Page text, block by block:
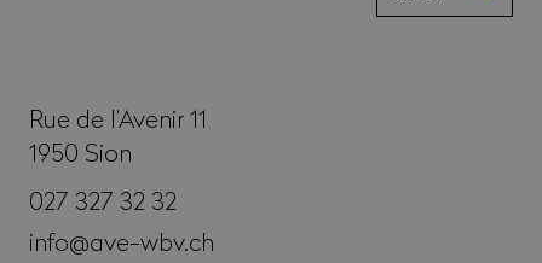
Rue de l’Avenir 11
1950 Sion
027 327 32 32
info@ave-wbv.ch